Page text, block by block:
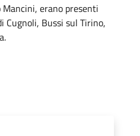
erano presenti
Bussi sul Tirino,